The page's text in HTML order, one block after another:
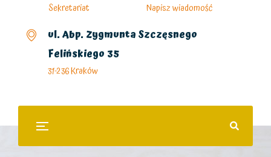
Sekretariat Napisz wiadomość
ul. Abp. Zygmunta Szczęsnego
Felińskiego 35
31-236 Kraków